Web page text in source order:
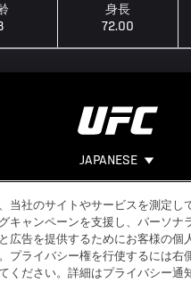
身長
72.00
JAPANESE
ヘルプ
法的
利用
個人
当社のサイトやサービスを測定し
キャンペーンを支援し、パーソナ
広告を提供するためにお客様の個
プライバシー権を行使するには右
ください。詳細はプライバシー通